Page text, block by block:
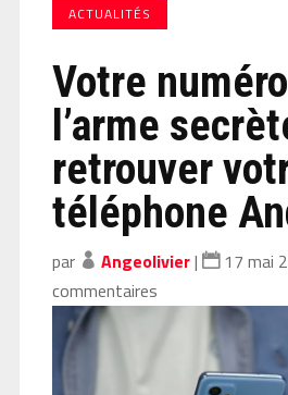
ACTUALITÉS
Votre
l’arme
retrouver
téléphone
par Angeolivier| 17 mai
commentaires